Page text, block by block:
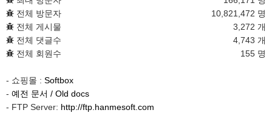
전체 방문자
10,821,472 명
전체 게시물
3,272 개
전체 댓글수
4,743 개
전체 회원수
155 명
- 쇼핑몰 : Softbox
- 예전 문서 / Old docs
- FTP Server: http://ftp.hanmesoft.com